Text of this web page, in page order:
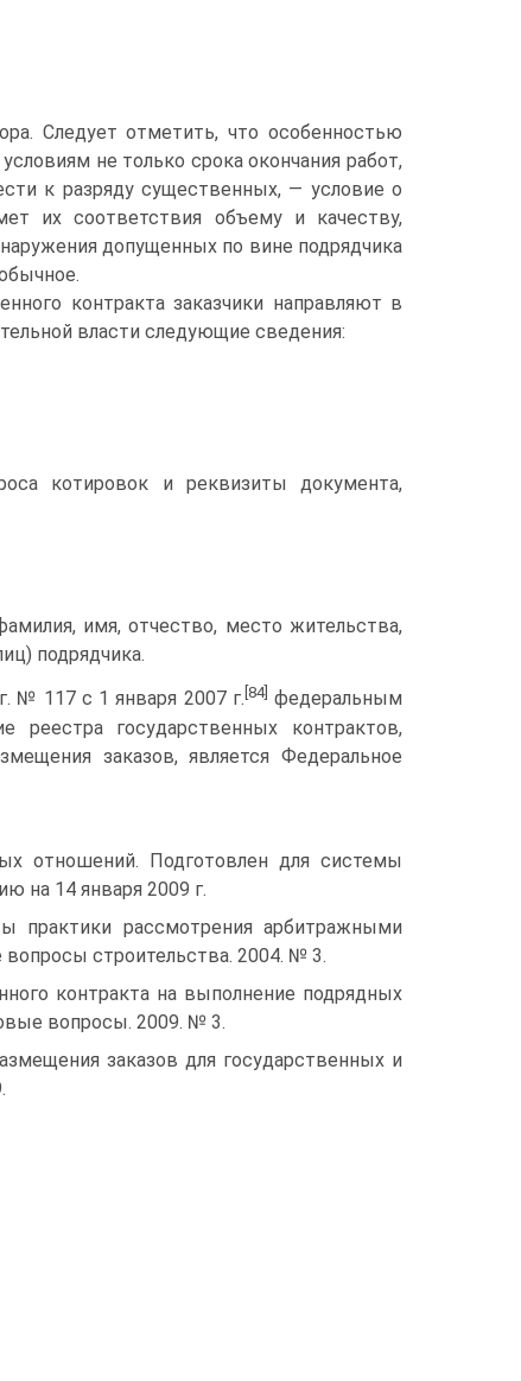
Следует отметить, что особенностью
не только срока окончания работ,
к разряду суще­ственных, — условие о
их соответствия объему и качеству,
допущенных по вине подрядчика
контракта заказчики направляют в
власти следующие сведения:
котировок и рек­визиты документа,
имя, отчество, место жительства,
подрядчика.
№ 117 с 1 янва­ря 2007 г. [84] федеральным
реестра государственных контрактов,
заказов, является Федеральное
отношений. Подго­товлен для системы
на 14 января 2009 г.
практики рассмот­рения арбитражными
строительства. 2004. № 3.
контракта на выполнение подрядных
вопросы. 2009. № 3.
заказов для государственных и